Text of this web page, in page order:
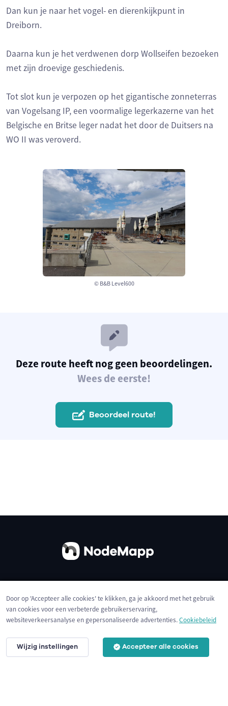
© B&B Level600
Dan kun je naar het vogel- en dierenkijkpunt in
Dreiborn.
Daarna kun je het verdwenen dorp Wollseifen bezoeken
met zijn droevige geschiedenis.
Tot slot kun je verpozen op het gigantische zonneterras
van Vogelsang IP, een voormalige legerkazerne van het
Belgische en Britse leger nadat het door de Duitsers na
WO II was veroverd.
Deze route heeft nog geen beoordelingen.
Wees de eerste!
Beoordeel route!
Privacybeleid Cookies
Door op 'Accepteer alle cookies' te klikken, ga je akkoord met het gebruik
van cookies voor een verbeterde gebruikerservaring,
websiteverkeersanalyse en gepersonaliseerde advertenties.Cookiebeleid
Wijzig instellingen Accepteer alle cookies